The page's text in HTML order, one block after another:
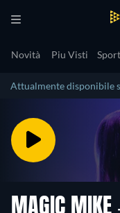
Novità Piu Visti Sport
Attualmente disponibile
MAGIC MIKE